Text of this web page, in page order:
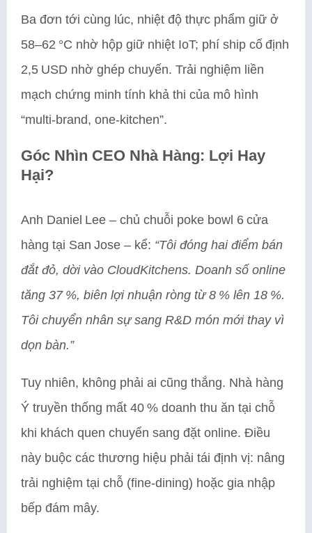
Ba đơn tới cùng lúc, nhiệt độ thực phẩm giữ ở
58–62 °C nhờ hộp giữ nhiệt IoT; phí ship cố định
2,5 USD nhờ ghép chuyến. Trải nghiệm liền
mạch chứng minh tính khả thi của mô hình
“multi‑brand, one‑kitchen”.
Góc Nhìn CEO Nhà Hàng: Lợi Hay
Hại?
Anh Daniel Lee – chủ chuỗi poke bowl 6 cửa
hàng tại San Jose – kể: “Tôi đóng hai điểm bán
đắt đỏ, dời vào CloudKitchens. Doanh số online
tăng 37 %, biên lợi nhuận ròng từ 8 % lên 18 %.
Tôi chuyển nhân sự sang R&D món mới thay vì
dọn bàn.”
Tuy nhiên, không phải ai cũng thắng. Nhà hàng
Ý truyền thống mất 40 % doanh thu ăn tại chỗ
khi khách quen chuyển sang đặt online. Điều
này buộc các thương hiệu phải tái định vị: nâng
trải nghiệm tại chỗ (fine‑dining) hoặc gia nhập
bếp đám mây.